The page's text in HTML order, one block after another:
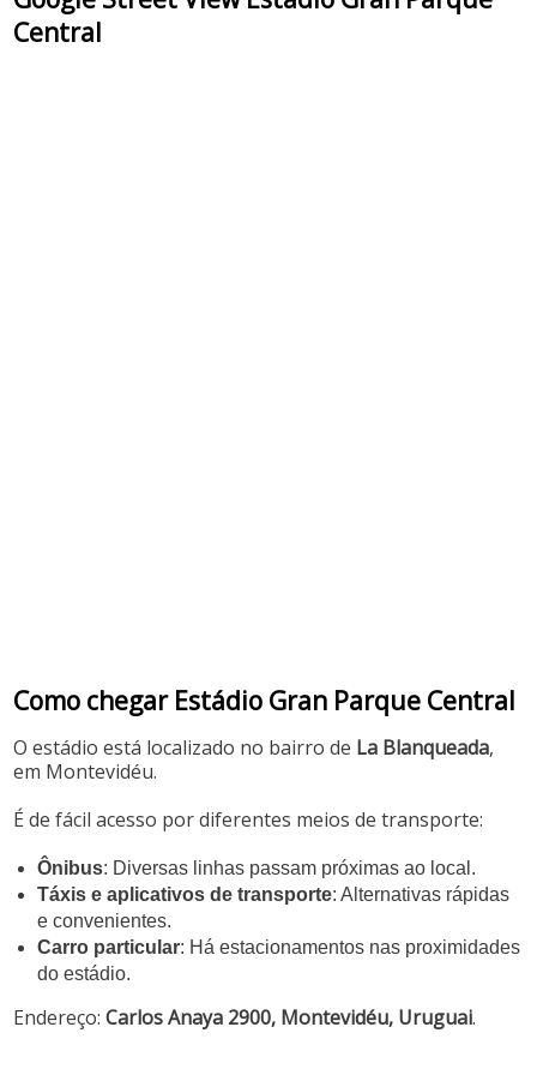
Central
Como chegar Estádio Gran Parque Central
O estádio está localizado no bairro de La Blanqueada,
em Montevidéu.
É de fácil acesso por diferentes meios de transporte:
Ônibus: Diversas linhas passam próximas ao local.
Táxis e aplicativos de transporte: Alternativas rápidas
e convenientes.
Carro particular: Há estacionamentos nas proximidades
do estádio.
Endereço:Carlos Anaya 2900, Montevidéu, Uruguai.